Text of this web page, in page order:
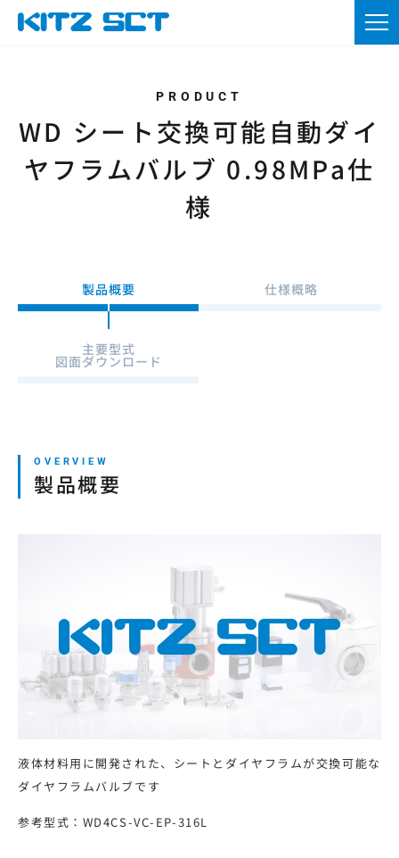
JP EN CN KR
TOP
カタログ・図面DL
お問い合わせ
プライバシーポリシー
WD シート交換可能自動ダイ
ヤフラムバルブ 0.98MPa仕
様
製品概要 仕様概略
主要型式
図面ダウンロード
製品概要
液体材料用に開発された、シートとダイヤフラムが交換可能な
ダイヤフラムバルブです
参考型式：WD4CS-VC-EP-316L